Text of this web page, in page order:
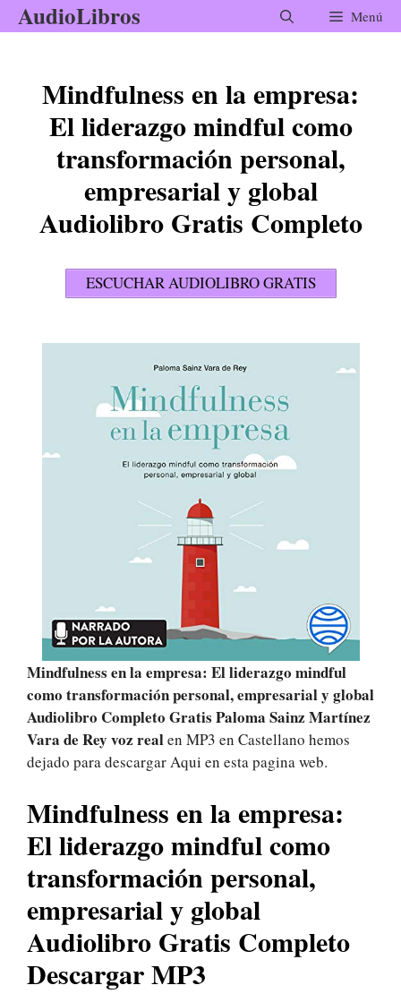
Saltar
al
AudioLibros Menú
Mindfulness en la empresa:
El liderazgo mindful como
transformación personal,
empresarial y global
Audiolibro Gratis Completo
ESCUCHAR AUDIOLIBRO GRATIS
Mindfulness en la empresa: El liderazgo mindful
como transformación personal, empresarial y global
Audiolibro Completo Gratis Paloma Sainz Martínez
Vara de Rey voz realen MP3 en Castellano hemos
dejado para descargar Aqui en esta pagina web.
Mindfulness en la empresa:
El liderazgo mindful como
transformación personal,
empresarial y global
Audiolibro Gratis Completo
Descargar MP3